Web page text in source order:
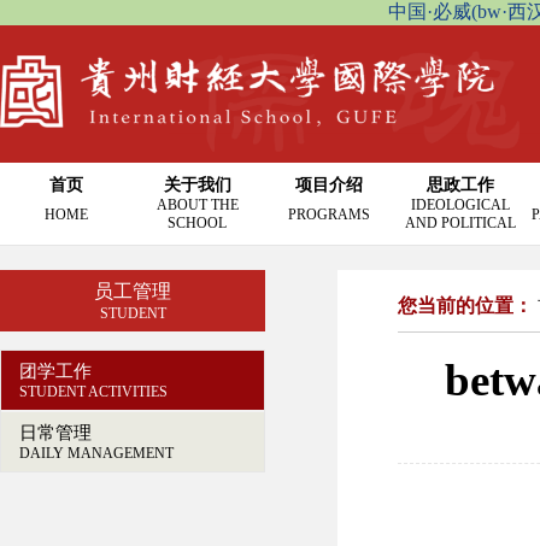
中国·必威(bw·西
首页
HOME
关于我们
ABOUT THE
SCHOOL
项目介绍
PROGRAMS
思政工作
IDEOLOGICAL
AND POLITICAL
员工管理
STUDENT
团学工作
STUDENT ACTIVITIES
日常管理
DAILY MANAGEMENT
您当前的位置：